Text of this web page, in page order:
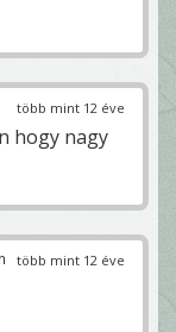
több mint 12 éve
hogy nagy
több mint 12 éve